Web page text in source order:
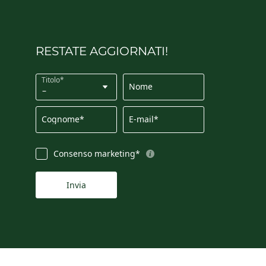
RESTATE AGGIORNATI!
Titolo*
Nome
Cognome* E-mail*
Consenso marketing*
Invia